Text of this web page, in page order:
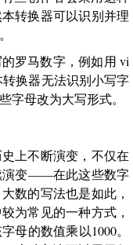
转换器可以识别并理
罗马数字，例如用 vi
换器无法识别小写字
字母改为大写形式。
上不断演变，不仅在
演变——在此这些数字
数的写法也是如此，
为常见的一种方式，
母的数值乘以1000。